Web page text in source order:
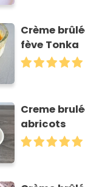
Crème
fève Tonka
Creme
abricots